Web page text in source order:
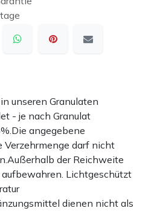
unseren Granulaten
- je nach Granulat
angegebene
darf nicht
der Reichweite
Lichtgeschützt
dienen nicht als